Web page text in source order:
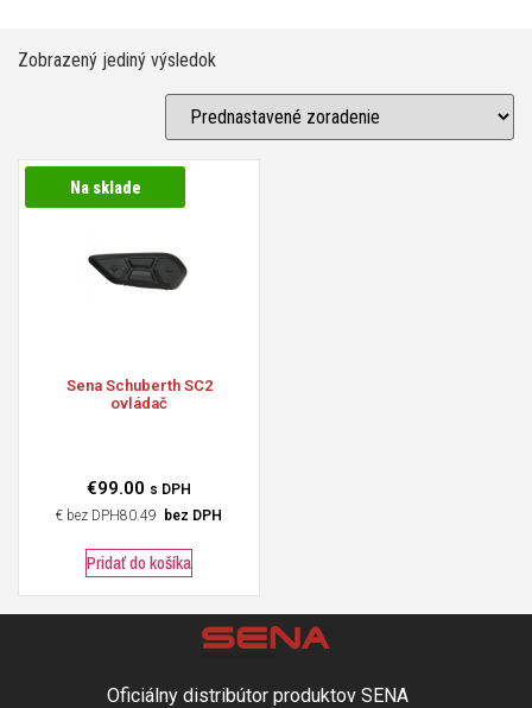
Zobrazený jediný výsledok
Na sklade
Sena Schuberth SC2
ovládač
€99.00 s DPH
€
80.49 bez DPH
Pridať do košíka
Oficiálny distribútor produktov SENA